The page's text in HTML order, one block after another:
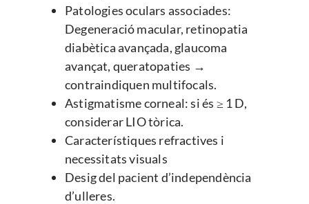
Patologies oculars associades:
Degeneració macular, retinopatia
diabètica avançada, glaucoma
avançat, queratopaties →
contraindiquen multifocals.
Astigmatisme corneal: si és ≥ 1 D,
considerar LIO tòrica.
Característiques refractives i
necessitats visuals
Desig del pacient d’independència
d’ulleres.